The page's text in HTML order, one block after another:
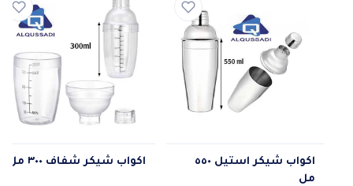
اكواب شيكر استيل ٥٥٠
مل
اكواب شيكر شفاف ٣٠٠ مل